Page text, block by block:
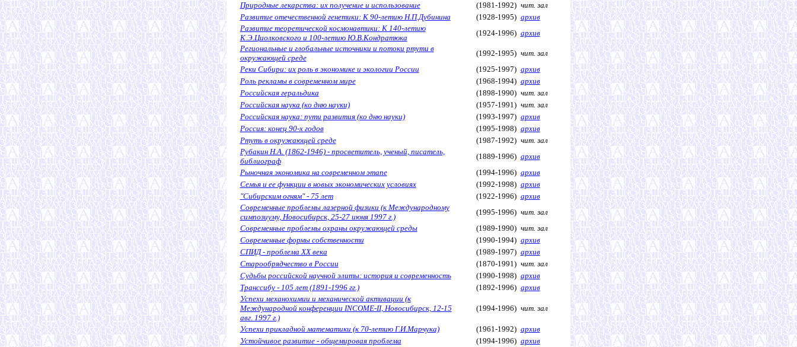
Природные лекарства: их получение и использование
(1981-1992) чит. зал
Развитие отечественной генетики: К 90-летию Н.П.Дубинина
(1928-1995) архив
Развитие теоретической космонавтики: К 140-летию
К.Э.Циолковского и 100-летию Ю.В.Кондратюка
(1924-1996) архив
Региональные и глобальные источники и потоки ртути в
окружающей среде
(1992-1995) чит. зал
Реки Сибири: их роль в экономике и экологии России
(1925-1997) архив
Роль рекламы в современном мире
(1968-1994) архив
Российская геральдика
(1898-1990) чит. зал
Российская наука (ко дню науки)
(1957-1991) чит. зал
Российская наука: пути развития (ко дню науки)
(1993-1997) архив
Россия: конец 90-х годов
(1995-1998) архив
Ртуть в окружающей среде
(1987-1992) чит. зал
Рубакин Н.А. (1862-1946) - просветитель, ученый, писатель,
библиограф
(1889-1996) архив
Рыночная экономика на современном этапе
(1994-1996) архив
Семья и ее функции в новых экономических условиях
(1992-1998) архив
"Сибирским огням" - 75 лет
(1922-1996) архив
Современные проблемы лазерной физики (к Международному
симпозиуму, Новосибирск, 25-27 июня 1997 г.)
(1995-1996) чит. зал
Современные проблемы охраны окружающей среды
(1989-1990) чит. зал
Современные формы собственности
(1990-1994) архив
СПИД - проблема XX века
(1989-1997) архив
Старообрядчество в России
(1870-1991) чит. зал
Судьбы российской научной элиты: история и современность
(1990-1998) архив
Транссибу - 105 лет (1891-1996 гг.)
(1892-1996) архив
Успехи механохимии и механической активации (к
Международной конференции INCOME-II, Новосибирск, 12-15
авг. 1997 г.)
(1994-1996) чит. зал
Успехи прикладной математики (к 70-летию Г.И.Марчука) (1961-1992) архив
Устойчивое развитие - общемировая проблема
(1994-1996) архив